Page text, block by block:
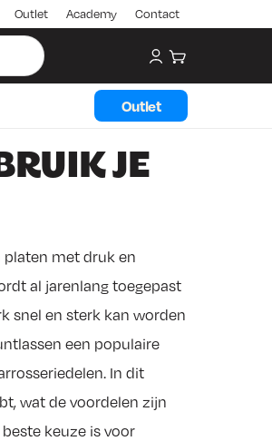
Outlet Academy Contact
My account
Winkelwagen
Outlet
JE
platen met druk en
al jarenlang toegepast
snel en sterk kan worden
een populaire
In dit
wat de voordelen zijn
keuze is voor